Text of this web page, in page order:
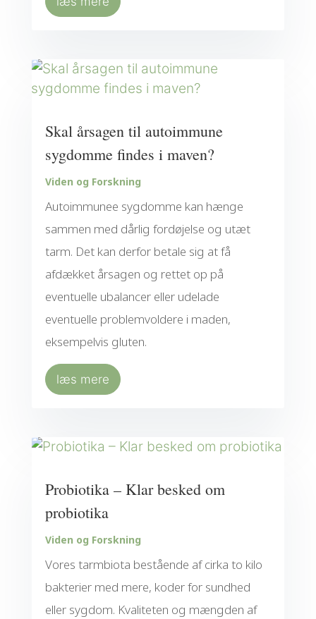
Skal årsagen til autoimmune
sygdomme findes i maven?
Viden og Forskning
Autoimmunee sygdomme kan hænge
sammen med dårlig fordøjelse og utæt
tarm. Det kan derfor betale sig at få
afdækket årsagen og rettet op på
eventuelle ubalancer eller udelade
eventuelle problemvoldere i maden,
eksempelvis gluten.
læs mere
Probiotika – Klar besked om
probiotika
Viden og Forskning
Vores tarmbiota bestående af cirka to kilo
bakterier med mere, koder for sundhed
eller sygdom. Kvaliteten og mængden af